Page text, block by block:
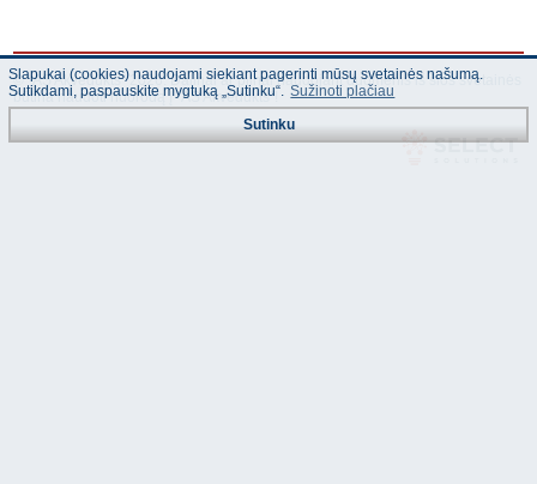
© "AS Akvedukts" 2026. Dalinai ar pilnai naudojant duomenis iš šios svetainės
būtina naudoti nuorodą Į "AS Akvedukts"!
Slapukai (cookies) naudojami siekiant pagerinti mūsų svetainės našumą.
Sutikdami, paspauskite mygtuką „Sutinku“. Sužinoti plačiau
Sutinku